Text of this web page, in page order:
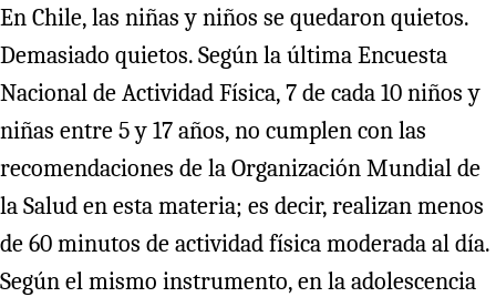
En Chile, las niñas y niños se quedaron quietos.
Demasiado quietos. Según la última Encuesta
Nacional de Actividad Física, 7 de cada 10 niños y
niñas entre 5 y 17 años, no cumplen con las
recomendaciones de la Organización Mundial de
la Salud en esta materia; es decir, realizan menos
de 60 minutos de actividad física moderada al día.
Según el mismo instrumento, en la adolescencia